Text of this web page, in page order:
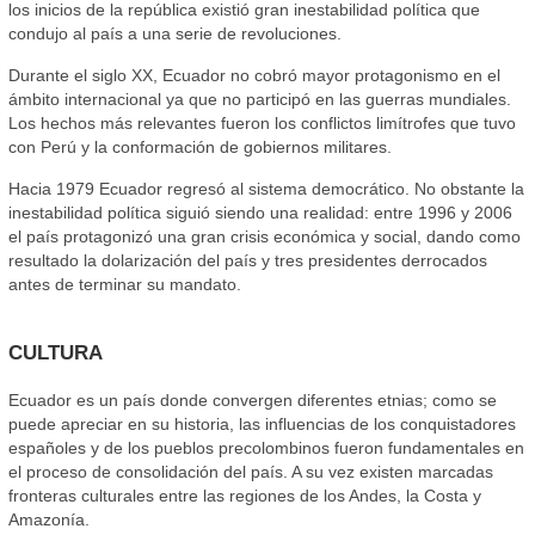
los inicios de la república existió gran inestabilidad política que
condujo al país a una serie de revoluciones.
Durante el siglo XX, Ecuador no cobró mayor protagonismo en el
ámbito internacional ya que no participó en las guerras mundiales.
Los hechos más relevantes fueron los conflictos limítrofes que tuvo
con Perú y la conformación de gobiernos militares.
Hacia 1979 Ecuador regresó al sistema democrático. No obstante la
inestabilidad política siguió siendo una realidad: entre 1996 y 2006
el país protagonizó una gran crisis económica y social, dando como
resultado la dolarización del país y tres presidentes derrocados
antes de terminar su mandato.
CULTURA
Ecuador es un país donde convergen diferentes etnias; como se
puede apreciar en su historia, las influencias de los conquistadores
españoles y de los pueblos precolombinos fueron fundamentales en
el proceso de consolidación del país. A su vez existen marcadas
fronteras culturales entre las regiones de los Andes, la Costa y
Amazonía.